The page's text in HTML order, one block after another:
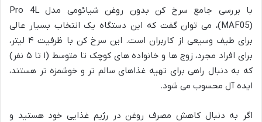
با بررسی جامع سرخ کن بدون روغن شیائومی مدل Pro 4L
(MAF05)، می توان گفت که این دستگاه یک انتخاب بسیار عالی
برای طیف وسیعی از کاربران است. این سرخ کن با ظرفیت ۴ لیتر،
برای افراد مجرد، زوج ها و خانواده های کوچک تا متوسط (۱ تا ۵ نفر)
که به دنبال راهی برای تهیه غذاهای سالم تر و خوشمزه تر هستند،
ایده آل محسوب می شود.
اگر به دنبال کاهش مصرف روغن در رژیم غذایی خود هستید و